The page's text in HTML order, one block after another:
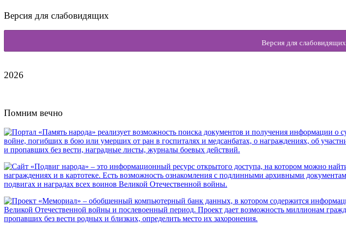
Версия для слабовидящих
Версия для слабовидящих
2026
Помним вечно